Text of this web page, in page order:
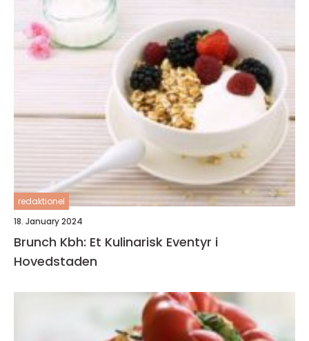
redaktionel
18. January 2024
Brunch Kbh: Et Kulinarisk Eventyr i
Hovedstaden